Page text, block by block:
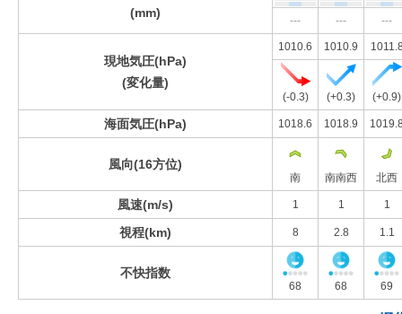
(mm)
--- --- ---
現地気圧(hPa)
(変化量)
1010.6 1010.9
(-0.3) (+0.3) (+0.9)
海面気圧(hPa) 1018.6 1018.9
風向(16方位)
南 南南西 北西
風速(m/s) 1 1 1
視程(km) 8 2.8 1.1
不快指数
68 68 69